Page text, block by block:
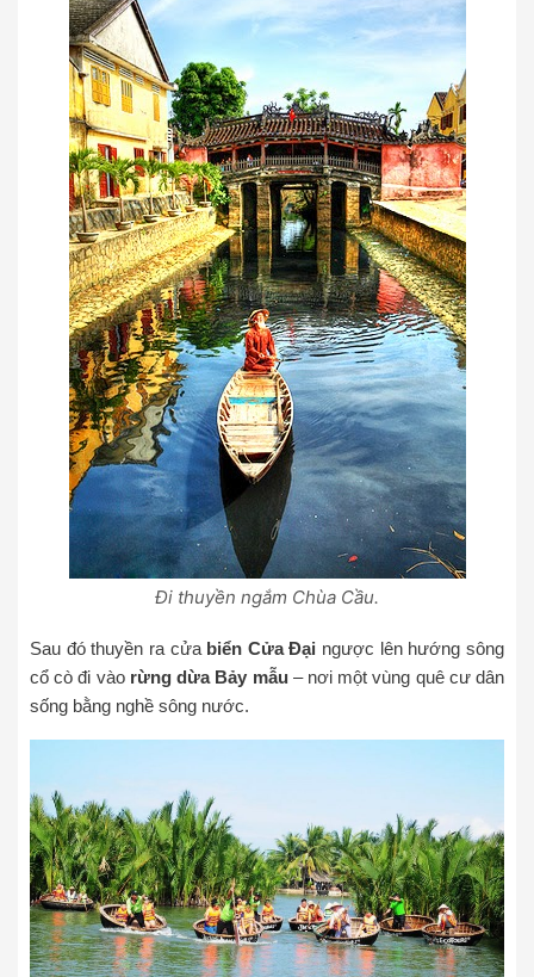
Đi thuyền ngắm Chùa Cầu.
Sau đó thuyền ra cửa biển Cửa Đại ngược lên hướng sông
cổ cò đi vào rừng dừa Bảy mẫu – nơi một vùng quê cư dân
sống bằng nghề sông nước.